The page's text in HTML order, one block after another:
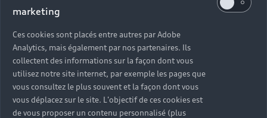
marketing
Ces cookies sont placés entre autres par Adobe
Analytics, mais également par nos partenaires. Ils
collectent des informations sur la façon dont vous
utilisez notre site internet, par exemple les pages que
vous consultez le plus souvent et la façon dont vous
vous déplacez sur le site. L'objectif de ces cookies est
de vous proposer un contenu personnalisé (plus